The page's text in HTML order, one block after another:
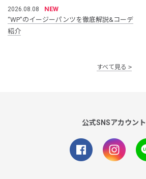
2026.08.08
NEW
“WP”のイージーパンツを徹底解説&コーデ
紹介
すべて見る
公式SNSアカウント